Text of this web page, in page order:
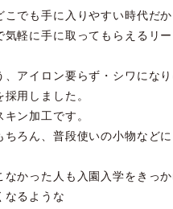
でも手に入りやすい時代だ
気軽に手に取ってもらえるリ
アイロン要らず・シワにな
用しました。
ン加工です。
ちろん、普段使いの小物など
かった人も入園入学をきっ
なるような